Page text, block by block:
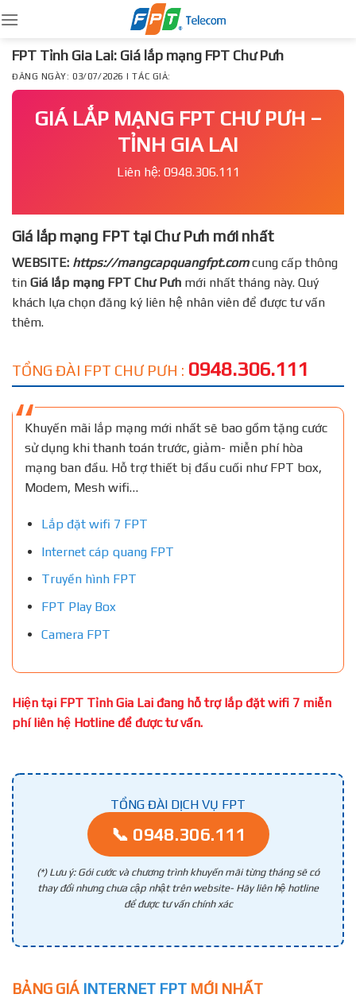
to
content
FPT Tỉnh Gia Lai: Giá lắp mạng FPT Chư Pưh
ĐĂNG NGÀY: 03/07/2026 | TÁC GIẢ:
GIÁ LẮP MẠNG FPT CHƯ PƯH –
TỈNH GIA LAI
Liên hệ: 0948.306.111
Giá lắp mạng FPT tại Chư Pưh mới nhất
WEBSITE: https://mangcapquangfpt.comcung cấp thông
tin Giá lắp mạng FPT Chư Pưh mới nhất tháng này. Quý
khách lựa chọn đăng ký liên hệ nhân viên để được tư vấn
thêm.
TỔNG ĐÀI FPT CHƯ PƯH : 0948.306.111
Khuyến mãi lắp mạng mới nhất sẽ bao gồm tặng cước
sử dụng khi thanh toán trước, giảm- miễn phí hòa
mạng ban đầu. Hỗ trợ thiết bị đầu cuối như FPT box,
Modem, Mesh wifi…
Lắp đặt wifi 7 FPT
Internet cáp quang FPT
Truyền hình FPT
FPT Play Box
Camera FPT
Hiện tại FPT Tỉnh Gia Lai đang hỗ trợ lắp đặt wifi 7 miễn
phí liên hệ Hotline để được tư vấn.
TỔNG ĐÀI DỊCH VỤ FPT
📞 0948.306.111
(*) Lưu ý: Gói cước và chương trình khuyến mãi từng tháng sẽ có
thay đổi nhưng chưa cập nhật trên website- Hãy liên hệ hotline
để được tư vấn chính xác
BẢNG GIÁ INTERNET FPT MỚI NHẤT